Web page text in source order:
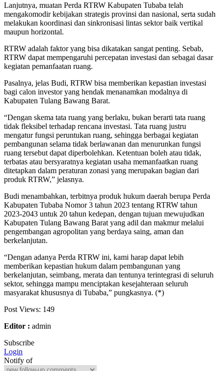
Lanjutnya, muatan Perda RTRW Kabupaten Tubaba telah
mengakomodir kebijakan strategis provinsi dan nasional, serta sudah
melakukan koordinasi dan sinkronisasi lintas sektor baik vertikal
maupun horizontal.
RTRW adalah faktor yang bisa dikatakan sangat penting. Sebab,
RTRW dapat mempengaruhi percepatan investasi dan sebagai dasar
kegiatan pemanfaatan ruang.
Pasalnya, jelas Budi, RTRW bisa memberikan kepastian investasi
bagi calon investor yang hendak menanamkan modalnya di
Kabupaten Tulang Bawang Barat.
“Dengan skema tata ruang yang berlaku, bukan berarti tata ruang
tidak fleksibel terhadap rencana investasi. Tata ruang justru
mengatur fungsi peruntukan ruang, sehingga berbagai kegiatan
pembangunan selama tidak berlawanan dan menurunkan fungsi
ruang tersebut dapat diperbolehkan. Ketentuan boleh atau tidak,
terbatas atau bersyaratnya kegiatan usaha memanfaatkan ruang
ditetapkan dalam peraturan zonasi yang merupakan bagian dari
produk RTRW,” jelasnya.
Budi menambahkan, terbitnya produk hukum daerah berupa Perda
Kabupaten Tubaba Nomor 3 tahun 2023 tentang RTRW tahun
2023-2043 untuk 20 tahun kedepan, dengan tujuan mewujudkan
Kabupaten Tulang Bawang Barat yang adil dan makmur melalui
pengembangan agropolitan yang berdaya saing, aman dan
berkelanjutan.
“Dengan adanya Perda RTRW ini, kami harap dapat lebih
memberikan kepastian hukum dalam pembangunan yang
berkelanjutan, seimbang, merata dan tentunya terintegrasi di seluruh
sektor, sehingga mampu menciptakan kesejahteraan seluruh
masyarakat khususnya di Tubaba,” pungkasnya. (*)
Post Views: 149
Editor : admin
Subscribe
Login
Notify of